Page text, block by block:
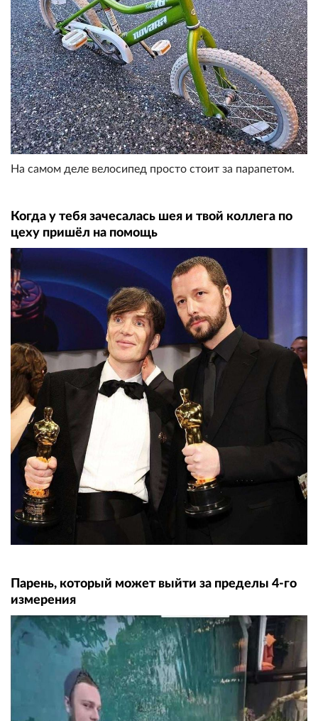
На самом деле велосипед просто стоит за парапетом.
Когда у тебя зачесалась шея и твой коллега по
цеху пришёл на помощь
Парень, который может выйти за пределы 4-го
измерения